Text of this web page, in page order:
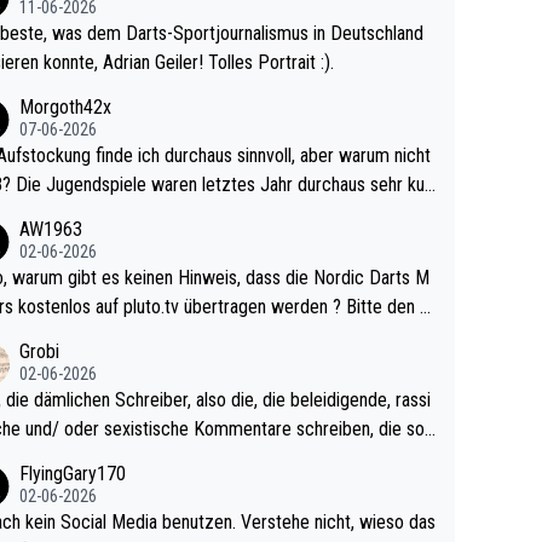
11-06-2026
was dem Darts-Sportjournalismus in Deutschland
konnte, Adrian Geiler! Tolles Portrait :).
Morgoth42x
07-06-2026
finde ich durchaus sinnvoll, aber warum nicht
sehr kur
Somit ändert die automatische Qualifikation des Weltm
nichts. Ich denke sie wollen damit für nächste
wenig WDF Turniere spielen. Dies war bei Archie Self l
Jahr der Fall. Er musste als amtierender Weltmeister d
den Qualifier und ich glaube kaum, dass Mitchel sich das
antun würde, wenn er doch eigentlich die PDC-WM
hat.
AW1963
02-06-2026
M
kostenlos auf pluto.tv übertragen werden ? Bitte den A
Grobi
02-06-2026
die dämlichen Schreiber, also die, die beleidigende, rassi
und/ oder sexistische Kommentare schreiben, die soll
in den Griff kriegen. Nur eins wundert mich: Luke Li
doch neulich erst derjenige, der über Social Media G
FlyingGary170
02-06-2026
kein Social Media benutzen. Verstehe nicht, wieso das